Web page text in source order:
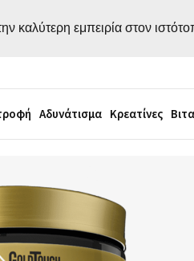
καλύτερη εμπειρία στον
Αδυνάτισμα Κρεατίνες